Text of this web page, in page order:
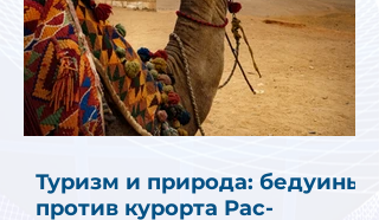
Туризм и природа: бедуины
против курорта Рас-